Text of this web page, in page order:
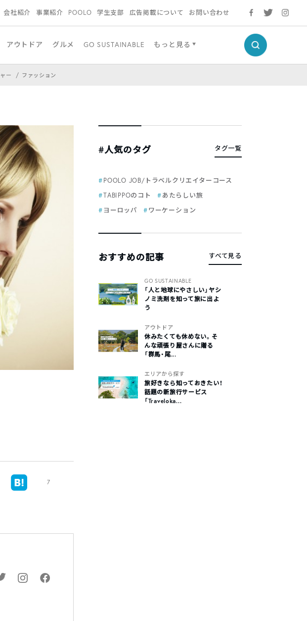
会社紹介 事業紹介 POOLO 学生支部 広告掲載について お問い合わせ
アウトドア グルメ GO SUSTAINABLE もっと見る
ー ファッション
7
#人気のタグ タグ一覧
POOLO JOB/トラベルクリエイターコース
TABIPPOのコト
あたらしい旅
ヨーロッパ
ワーケーション
おすすめの記事 すべて見る
GO SUSTAINABLE
「人と地球にやさしい」ヤシ
ノミ洗剤を知って旅に出よ
う
アウトドア
休みたくても休めない。そ
んな頑張り屋さんに贈る
「群馬・尾...
エリアから探す
旅好きなら知っておきたい！
話題の新旅行サービス
「Traveloka...